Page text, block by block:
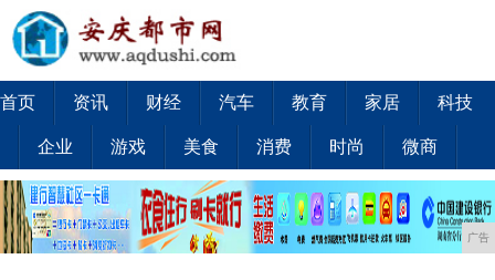
首页 资讯 财经 汽车 教育 家居 科技
企业 游戏 美食 消费 时尚 微商
广告